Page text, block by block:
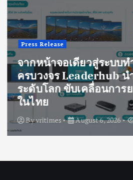
Press Release
จากหน้าจอเดียวสู่ระบบ
ครบวงจร Leaderhub
ระดับโลก ขับเคลื่อนการ
ในไทย
Byvritimes August 6, 2026